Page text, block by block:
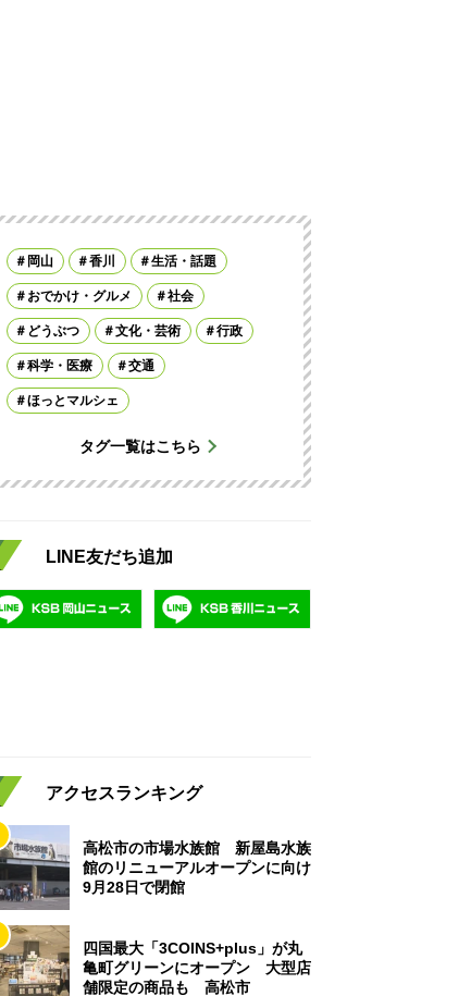
岡山 香川 生活・話題
おでかけ・グルメ 社会
どうぶつ 文化・芸術 行政
科学・医療 交通
ほっとマルシェ
タグ一覧はこちら
LINE友だち追加
アクセスランキング
高松市の市場水族館 新屋島水族
館のリニューアルオープンに向け
9月28日で閉館
四国最大「3COINS+plus」が丸
亀町グリーンにオープン 大型店
舗限定の商品も 高松市